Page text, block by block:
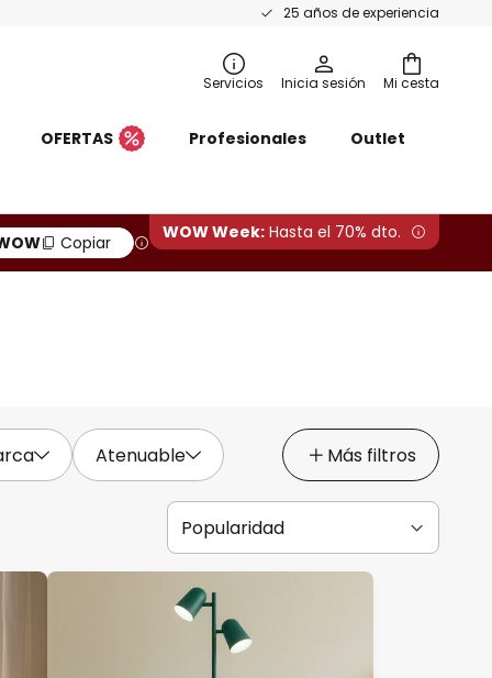
25 años de experiencia
Mi cesta
Servicios Inicia sesión
OFERTAS Profesionales Outlet
Copiar WOW Week: Hasta el 70% dto.
Atenuable Más filtros